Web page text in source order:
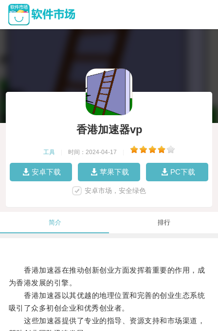
香港加速器vp
工具 时间：2024-04-17
安卓下载 苹果下载 PC下载
安卓市场，安全绿色
简介 排行
香港加速器在推动创新创业方面发挥着重要的作用，成
为香港发展的引擎。
香港加速器以其优越的地理位置和完善的创业生态系统
吸引了众多初创企业和优秀创业者。
这些加速器提供了专业的指导、资源支持和市场渠道，